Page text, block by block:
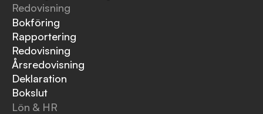
Redovisning
Bokföring
Rapportering
Redovisning
Årsredovisning
Deklaration
Bokslut
Lön & HR